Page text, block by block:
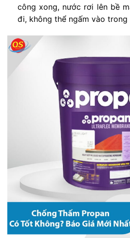
công xong, nước rơi lên bề
đi, không thể ngấm vào